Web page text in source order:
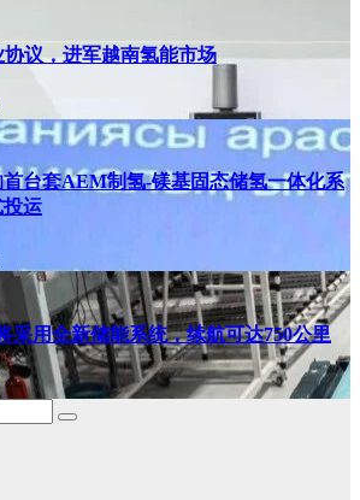
议，进军越南氢能市场
台套AEM制氢-镁基固态储氢一体化系
运
采用全新储能系统，续航可达750公里